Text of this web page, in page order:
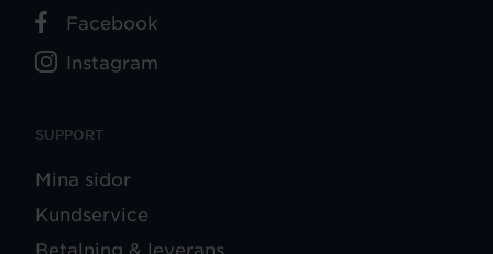
SUPPORT
Mina sidor
Kundservice
Betalning & leverans
Facebook
Instagram